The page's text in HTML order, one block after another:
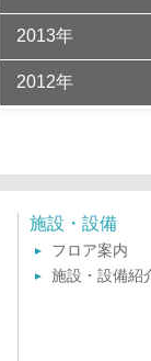
2013年
2012年
施設・設備
フロア案内
施設・設備紹